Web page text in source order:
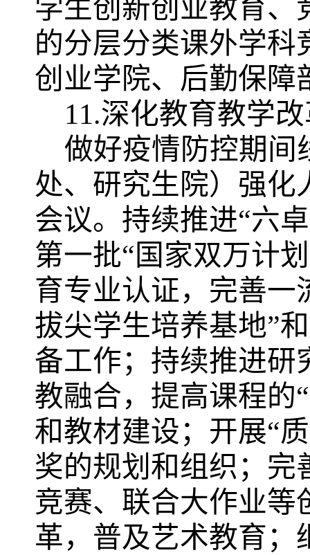
学生创新创业教育、
的分层分类课外学科
创业学院、后勤保障
11.深化教育教学
做好疫情防控期间
处、研究生院）强化
会议。持续推进“六
第一批“国家双万计
育专业认证，完善一
拔尖学生培养基地”
备工作；持续推进研
教融合，提高课程的
和教材建设；开展“
奖的规划和组织；完
竞赛、联合大作业等
革，普及艺术教育；